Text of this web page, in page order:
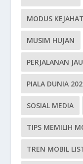
MODUS
MUSIM HUJAN
PERJALANAN
PIALA DUNIA
SOSIAL MEDIA
TIPS MEMILIH
TREN MOBIL